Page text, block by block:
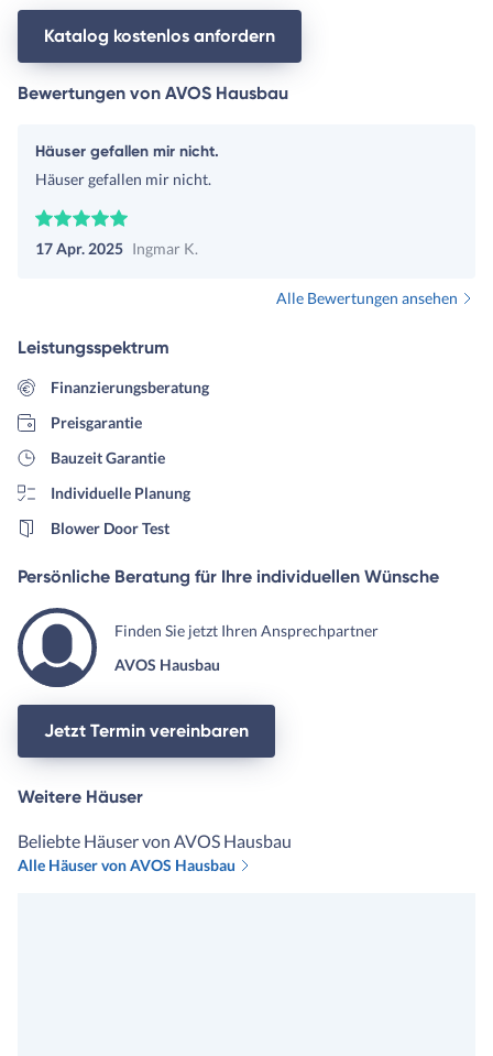
Katalog kostenlos anfordern
Bewertungen von AVOS Hausbau
Häuser gefallen mir nicht.
Häuser gefallen mir nicht.
17 Apr. 2025 Ingmar K.
Alle Bewertungen ansehen
Leistungsspektrum
Finanzierungsberatung
Preisgarantie
Bauzeit Garantie
Individuelle Planung
Blower Door Test
Persönliche Beratung für Ihre individuellen Wünsche
Finden Sie jetzt Ihren Ansprechpartner
AVOS Hausbau
Jetzt Termin vereinbaren
Weitere Häuser
Beliebte Häuser von AVOS Hausbau
Alle Häuser von AVOS Hausbau